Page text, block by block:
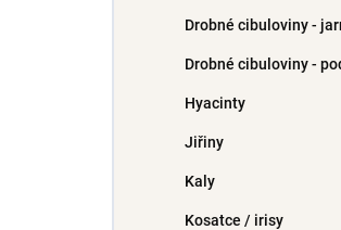
Drobné cibuloviny -
Drobné cibuloviny -
Hyacinty
Jiřiny
Kaly
Kosatce / irisy